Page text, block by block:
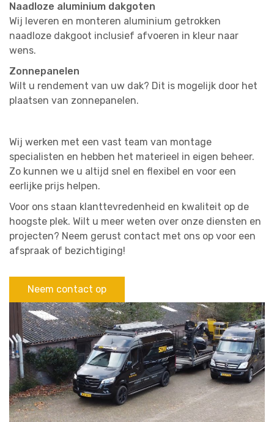
Naadloze aluminium dakgoten
Wij leveren en monteren aluminium getrokken
naadloze dakgoot inclusief afvoeren in kleur naar
wens.
Zonnepanelen
Wilt u rendement van uw dak? Dit is mogelijk door het
plaatsen van zonnepanelen.
Wij werken met een vast team van montage
specialisten en hebben het materieel in eigen beheer.
Zo kunnen we u altijd snel en flexibel en voor een
eerlijke prijs helpen.
Voor ons staan klanttevredenheid en kwaliteit op de
hoogste plek. Wilt u meer weten over onze diensten en
projecten? Neem gerust contact met ons op voor een
afspraak of bezichtiging!
Neem contact op